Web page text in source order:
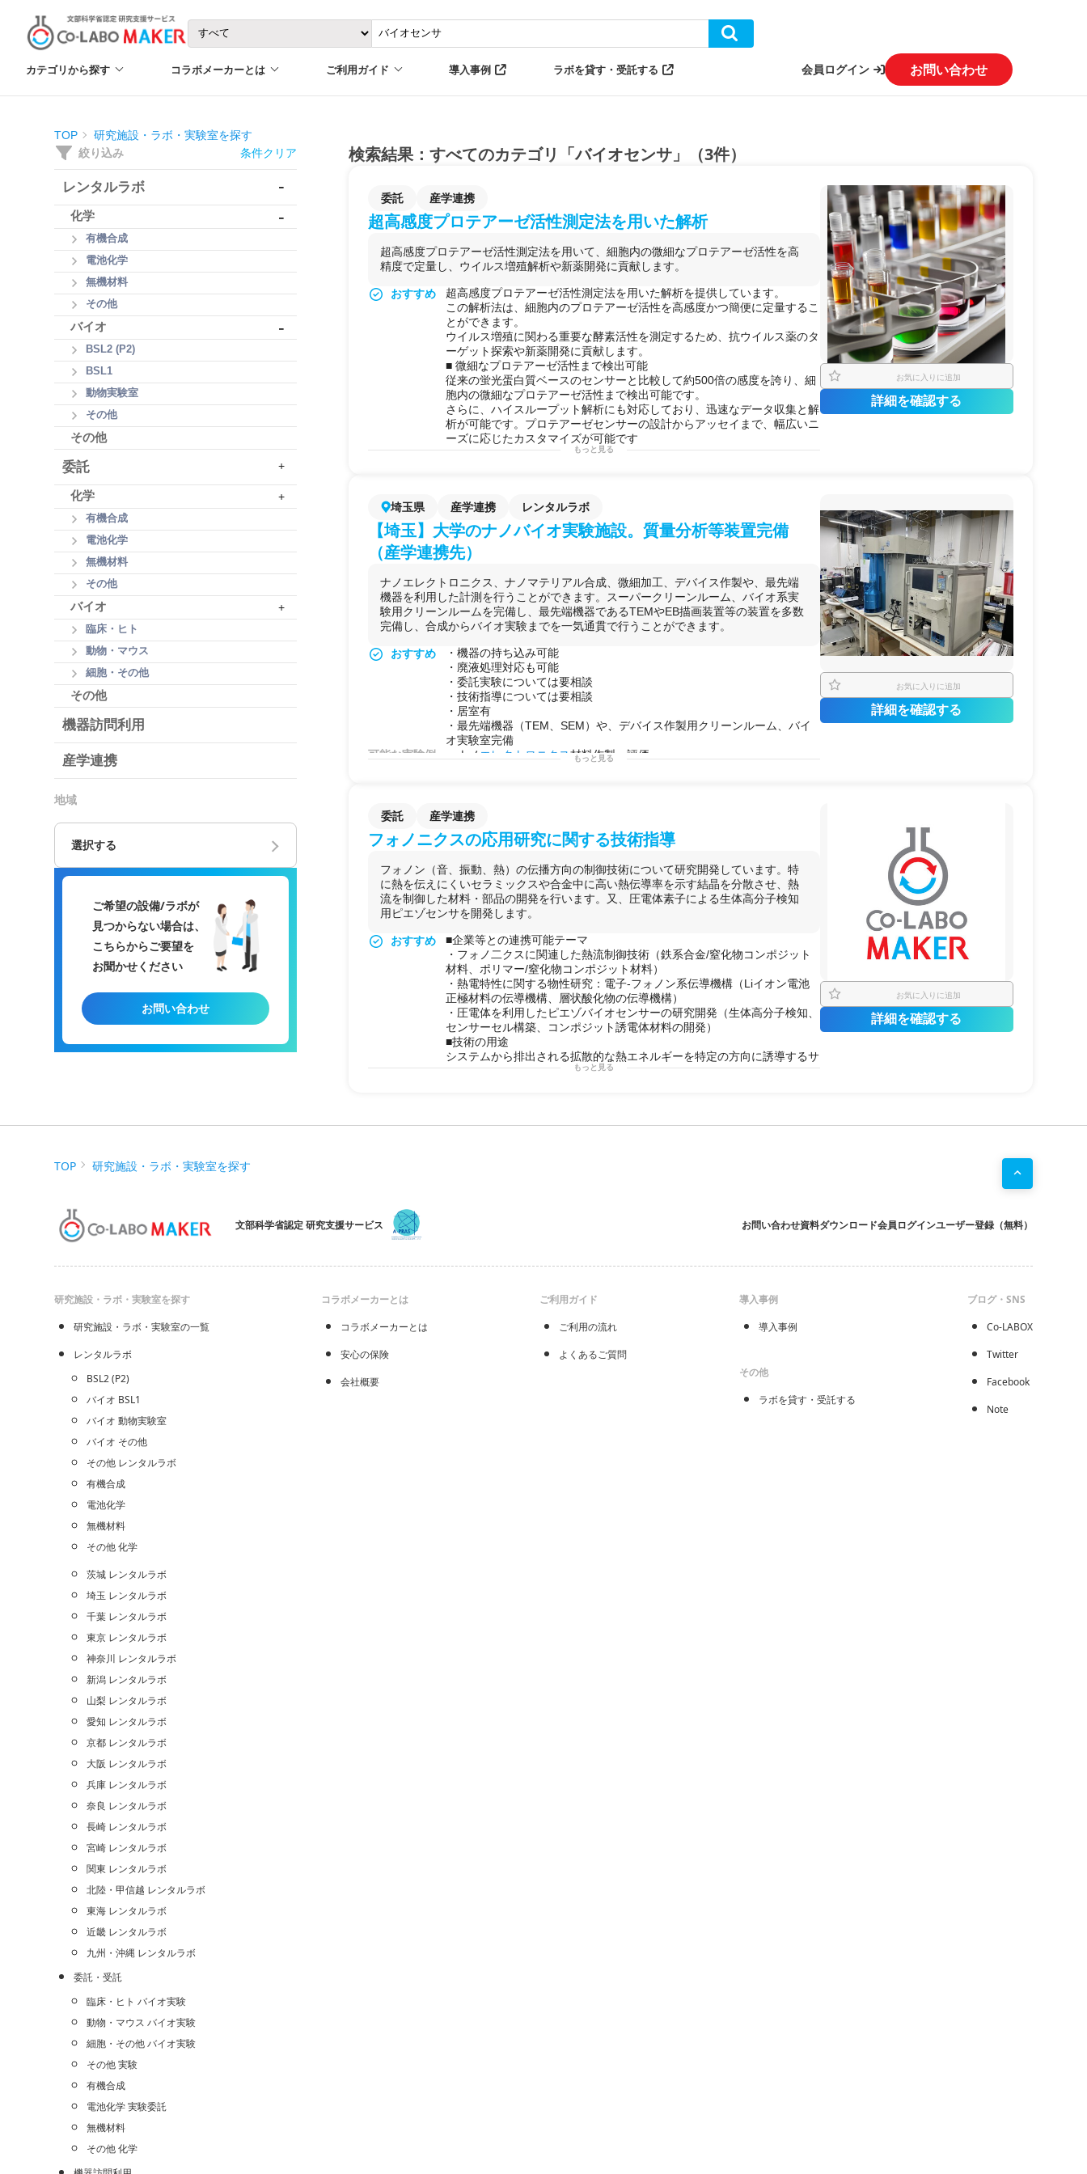
カテゴリから探す コラボメーカーとは ご利用ガイド 導入事例 ラボを貸す・受託する 会員ログイン お問い合わせ
TOP 研究施設・ラボ・実験室を探す
絞り込み 条件クリア
レンタルラボ -
化学 -
有機合成
電池化学
無機材料
その他
バイオ -
BSL2 (P2)
BSL1
動物実験室
その他
その他
委託 +
化学 +
有機合成
電池化学
無機材料
その他
バイオ +
臨床・ヒト
動物・マウス
細胞・その他
その他
機器訪問利用
産学連携
地域
選択する
ご希望の設備/ラボが
見つからない場合は、
こちらからご要望を
お聞かせください
お問い合わせ
検索結果：すべてのカテゴリ「バイオセンサ」（3件）
委託 産学連携
超高感度プロテアーゼ活性測定法を用いた解析
超高感度プロテアーゼ活性測定法を用いて、細胞内の微細なプロテアーゼ活性を高
精度で定量し、ウイルス増殖解析や新薬開発に貢献します。
おすすめ
超高感度プロテアーゼ活性測定法を用いた解析を提供しています。
この解析法は、細胞内のプロテアーゼ活性を高感度かつ簡便に定量するこ
とができます。
ウイルス増殖に関わる重要な酵素活性を測定するため、抗ウイルス薬のタ
ーゲット探索や新薬開発に貢献します。
■ 微細なプロテアーゼ活性まで検出可能
従来の蛍光蛋白質ベースのセンサーと比較して約500倍の感度を誇り、細
胞内の微細なプロテアーゼ活性まで検出可能です。
さらに、ハイスループット解析にも対応しており、迅速なデータ収集と解
析が可能です。プロテアーゼセンサーの設計からアッセイまで、幅広いニ
ーズに応じたカスタマイズが可能です
用途例
抗ウイルス薬のターゲット探索による治療薬開発
もっと見る
お気に入りに追加
詳細を確認する
埼玉県 産学連携 レンタルラボ
【埼玉】大学のナノバイオ実験施設。質量分析等装置完備
（産学連携先）
ナノエレクトロニクス、ナノマテリアル合成、微細加工、デバイス作製や、最先端
機器を利用した計測を行うことができます。スーパークリーンルーム、バイオ系実
験用クリーンルームを完備し、最先端機器であるTEMやEB描画装置等の装置を多数
完備し、合成からバイオ実験までを一気通貫で行うことができます。
おすすめ
・機器の持ち込み可能
・廃液処理対応も可能
・委託実験については要相談
・技術指導については要相談
・居室有
・最先端機器（TEM、SEM）や、デバイス作製用クリーンルーム、バイ
オ実験室完備
可能な実験例
・ナノ エレクトロニクス材料作製・評価
・バイオ、ナノ融合
・マイクロ流路作製
・
電子線
描画装置によるレジストパーターン作製
・ FIBを利用したTEM用薄膜作製
・コバルト内包カーボンナノアニオンのTEM像と制限視野回折観察
・空中配線された量子ドットを有するナノ電子デバイスの
・CMCマグネティックナノ粒子
・単層CNTのラマンマッピング
・量子ドットの励起蛍光すペクトル（NIR
・XPSによるグラフェン構造の評価
・オージェ電子分光による酸化グラフェンの薄膜
・飛行時間型二次イオン質量分析装置 によるSiとO元素の深さ方向分布
・超電導材料の磁気特性（SQUID/VSM)測定
・硫酸銅のTG-DTA
・カーボン材料の窒素ガス吸脱等温線（比表面積細孔分布 計測）
およびアクチンフィラメントを
もっと見る
お気に入りに追加
詳細を確認する
委託 産学連携
フォノニクスの応用研究に関する技術指導
フォノン（音、振動、熱）の伝播方向の制御技術について研究開発しています。特
に熱を伝えにくいセラミックスや合金中に高い熱伝導率を示す結晶を分散させ、熱
流を制御した材料・部品の開発を行います。又、圧電体素子による生体高分子検知
用ピエゾセンサを開発します。
おすすめ
■企業等との連携可能テーマ
・フォノ二クスに関連した熱流制御技術（鉄系合金/窒化物コンポジット
材料、ポリマー/窒化物コンポジット材料）
・熱電特性に関する物性研究：電子-フォノン系伝導機構（Liイオン電池
正極材料の伝導機構、層状酸化物の伝導機構）
・圧電体を利用したピエゾバイオセンサーの研究開発（生体高分子検知、
センサーセル構築、コンポジット誘電体材料の開発）
■技術の用途
システムから排出される拡散的な熱エネルギーを特定の方向に誘導するサ
ーマルフォノ二クス技術を開発することで材料・部品の摩擦摩耗特性や加
もっと見る
お気に入りに追加
詳細を確認する
TOP 研究施設・ラボ・実験室を探す
文部科学省認定 研究支援サービス お問い合わせ資料ダウンロード会員ログインユーザー登録（無料）
研究施設・ラボ・実験室を探す
研究施設・ラボ・実験室の一覧
レンタルラボ
BSL2 (P2)
バイオ BSL1
バイオ 動物実験室
バイオ その他
その他 レンタルラボ
有機合成
電池化学
無機材料
その他 化学
茨城 レンタルラボ
埼玉 レンタルラボ
千葉 レンタルラボ
東京 レンタルラボ
神奈川 レンタルラボ
新潟 レンタルラボ
山梨 レンタルラボ
愛知 レンタルラボ
京都 レンタルラボ
大阪 レンタルラボ
兵庫 レンタルラボ
奈良 レンタルラボ
長崎 レンタルラボ
宮崎 レンタルラボ
関東 レンタルラボ
北陸・甲信越 レンタルラボ
東海 レンタルラボ
近畿 レンタルラボ
九州・沖縄 レンタルラボ
委託・受託
臨床・ヒト バイオ実験
動物・マウス バイオ実験
細胞・その他 バイオ実験
その他 実験
有機合成
電池化学 実験委託
無機材料
その他 化学
コラボメーカーとは
コラボメーカーとは
安心の保険
会社概要
ご利用ガイド
ご利用の流れ
よくあるご質問
導入事例
導入事例
その他
ラボを貸す・受託する
ブログ・SNS
Co-LABOX
Twitter
Facebook
Note